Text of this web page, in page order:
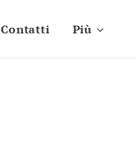
Contatti Più